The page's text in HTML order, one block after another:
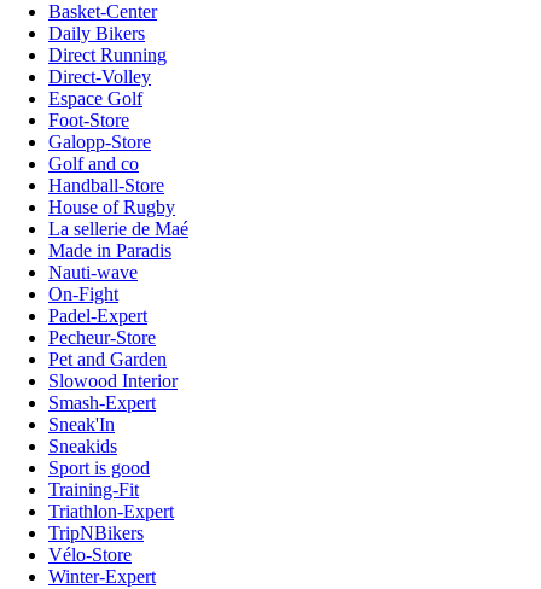
Basket-Center
Daily Bikers
Direct Running
Direct-Volley
Espace Golf
Foot-Store
Galopp-Store
Golf and co
Handball-Store
House of Rugby
La sellerie de Maé
Made in Paradis
Nauti-wave
On-Fight
Padel-Expert
Pecheur-Store
Pet and Garden
Slowood Interior
Smash-Expert
Sneak'In
Sneakids
Sport is good
Training-Fit
Triathlon-Expert
TripNBikers
Vélo-Store
Winter-Expert